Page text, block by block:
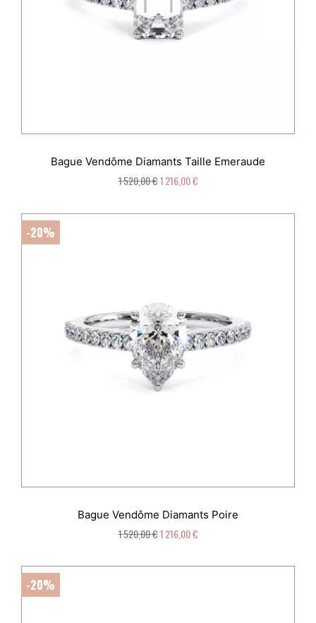
Bague Vendôme Diamants Taille Emeraude
1 520,00 €1 216,00 €
Bague Vendôme Diamants Poire
1 520,00 €1 216,00 €
-20%
-20%